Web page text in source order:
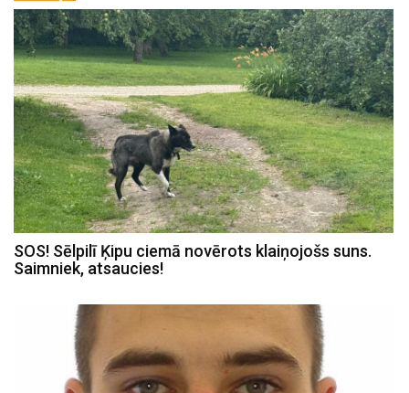
SOS! Sēlpilī Ķipu ciemā novērots klaiņojošs suns.
Saimniek, atsaucies!